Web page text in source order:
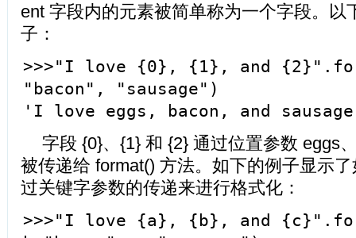
ent 字段内的元素被简单称为一个字段。以
子：
>>>"I love {0}, {1}, and
"bacon", "sausage")
'I love eggs, bacon, and
字段 {0}、{1} 和 {2} 通过位置参数 eggs
被传递给 format() 方法。如下的例子显示
过关键字参数的传递来进行格式化：
>>>"I love {a}, {b}, and